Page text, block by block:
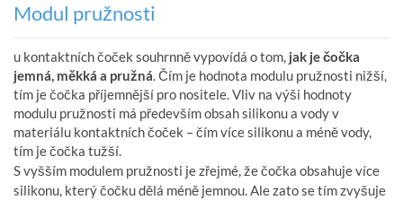
Modul pružnosti
u kontaktních čoček souhrnně vypovídá o tom, jak je čočka
jemná, měkká a pružná. Čím je hodnota modulu pružnosti nižší,
tím je čočka příjemnější pro nositele. Vliv na výši hodnoty
modulu pružnosti má především obsah silikonu a vody v
materiálu kontaktních čoček – čím více silikonu a méně vody,
tím je čočka tužší.
S vyšším modulem pružnosti je zřejmé, že čočka obsahuje více
silikonu, který čočku dělá méně jemnou. Ale zato se tím zvyšuje